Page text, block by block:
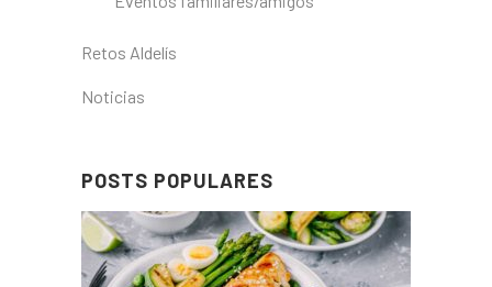
Retos Aldelís
Noticias
POSTS POPULARES